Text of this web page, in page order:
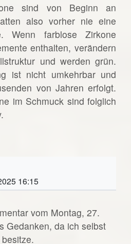
sind von Beginn an
also vorher nie eine
Wenn farblose Zirkone
enthalten, verändern
und werden grün.
ist nicht umkehrbar und
von Jahren erfolgt.
im Schmuck sind folglich
16:15
vom Montag, 27.
Gedanken, da ich selbst